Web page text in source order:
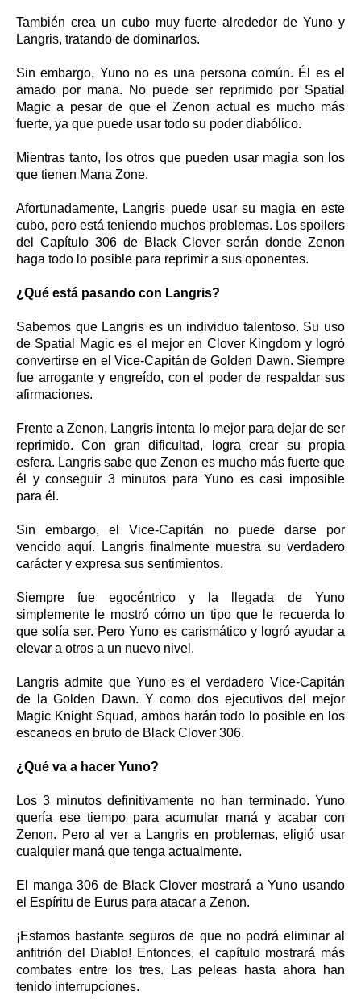
También crea un cubo muy fuerte alrededor de Yuno y
Langris, tratando de dominarlos.
Sin embargo, Yuno no es una persona común. Él es el
amado por mana. No puede ser reprimido por Spatial
Magic a pesar de que el Zenon actual es mucho más
fuerte, ya que puede usar todo su poder diabólico.
Mientras tanto, los otros que pueden usar magia son los
que tienen Mana Zone.
Afortunadamente, Langris puede usar su magia en este
cubo, pero está teniendo muchos problemas. Los spoilers
del Capítulo 306 de Black Clover serán donde Zenon
haga todo lo posible para reprimir a sus oponentes.
¿Qué está pasando con Langris?
Sabemos que Langris es un individuo talentoso. Su uso
de Spatial Magic es el mejor en Clover Kingdom y logró
convertirse en el Vice-Capitán de Golden Dawn. Siempre
fue arrogante y engreído, con el poder de respaldar sus
afirmaciones.
Frente a Zenon, Langris intenta lo mejor para dejar de ser
reprimido. Con gran dificultad, logra crear su propia
esfera. Langris sabe que Zenon es mucho más fuerte que
él y conseguir 3 minutos para Yuno es casi imposible
para él.
Sin embargo, el Vice-Capitán no puede darse por
vencido aquí. Langris finalmente muestra su verdadero
carácter y expresa sus sentimientos.
Siempre fue egocéntrico y la llegada de Yuno
simplemente le mostró cómo un tipo que le recuerda lo
que solía ser. Pero Yuno es carismático y logró ayudar a
elevar a otros a un nuevo nivel.
Langris admite que Yuno es el verdadero Vice-Capitán
de la Golden Dawn. Y como dos ejecutivos del mejor
Magic Knight Squad, ambos harán todo lo posible en los
escaneos en bruto de Black Clover 306.
¿Qué va a hacer Yuno?
Los 3 minutos definitivamente no han terminado. Yuno
quería ese tiempo para acumular maná y acabar con
Zenon. Pero al ver a Langris en problemas, eligió usar
cualquier maná que tenga actualmente.
El manga 306 de Black Clover mostrará a Yuno usando
el Espíritu de Eurus para atacar a Zenon.
¡Estamos bastante seguros de que no podrá eliminar al
anfitrión del Diablo! Entonces, el capítulo mostrará más
combates entre los tres. Las peleas hasta ahora han
tenido interrupciones.